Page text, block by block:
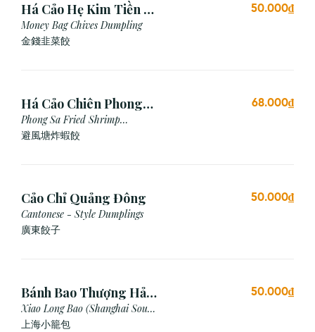
Há Cảo Hẹ Kim Tiền (3
Viên)
Money Bag Chives Dumpling
金錢韭菜餃
50.000₫
Há Cảo Chiên Phong
Sa
Phong Sa Fried Shrimp
Dumpling (Garlic Breadcrumb)
避風塘炸蝦餃
68.000₫
Cảo Chỉ Quảng Đông
Cantonese - Style Dumplings
廣東餃⼦
50.000₫
Bánh Bao Thượng Hải
(3 Viên)
Xiao Long Bao (Shanghai Soup
Dumpling)
上海小籠包
50.000₫